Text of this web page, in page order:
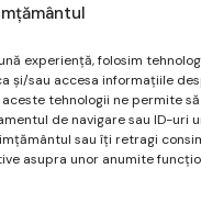
experiență, folosim
și/sau accesa informațiile
tehnologii ne permite
de navigare sau ID-uri
sau îți retragi
asupra unor anumite
de a investi în aur,
asociate
este o alegere